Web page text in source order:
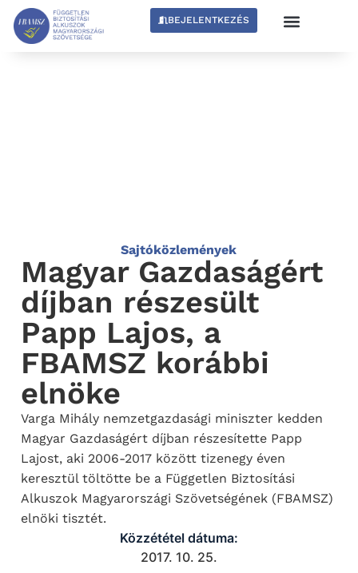
BEJELENTKEZÉS
Sajtóközlemények
Magyar Gazdaságért
díjban részesült
Papp Lajos, a
FBAMSZ korábbi
elnöke
Varga Mihály nemzetgazdasági miniszter kedden
Magyar Gazdaságért díjban részesítette Papp
Lajost, aki 2006-2017 között tizenegy éven
keresztül töltötte be a Független Biztosítási
Alkuszok Magyarországi Szövetségének (FBAMSZ)
elnöki tisztét.
Közzététel dátuma:
2017. 10. 25.